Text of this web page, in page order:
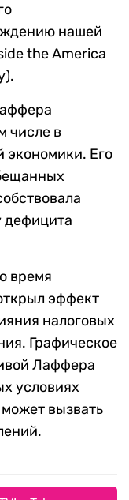
нашей
the America
числе в
экономики. Его
дефицита
время
эффект
налоговых
Графическое
Лаффера
условиях
вызвать